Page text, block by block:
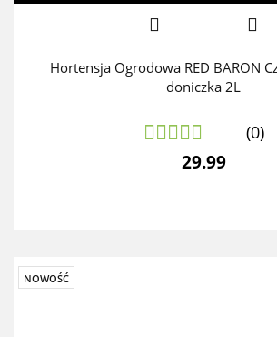
Hortensja Ogrodowa RED BARON
doniczka 2L
(0)
29.99
NOWOŚĆ